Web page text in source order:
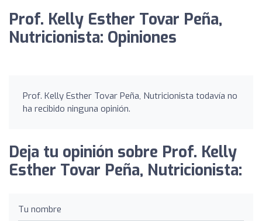
Prof. Kelly Esther Tovar Peña,
Nutricionista: Opiniones
Prof. Kelly Esther Tovar Peña, Nutricionista todavía no
ha recibido ninguna opinión.
Deja tu opinión sobre Prof. Kelly
Esther Tovar Peña, Nutricionista:
Tu nombre